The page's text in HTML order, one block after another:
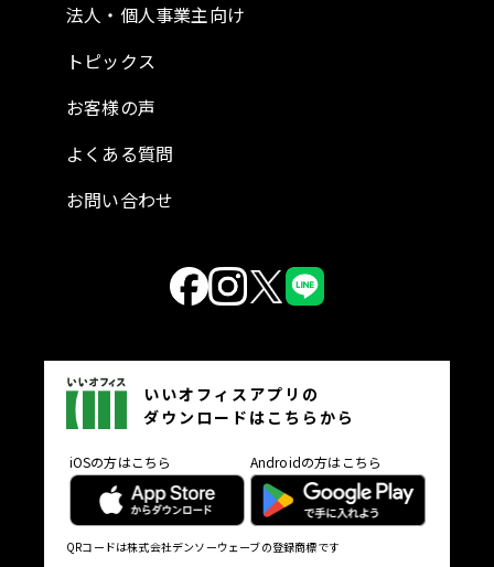
法人・個人事業主向け
トピックス
お客様の声
よくある質問
お問い合わせ
いいオフィスアプリの
ダウンロードはこちらから
iOSの方はこちら Androidの方はこちら
QRコードは株式会社デンソーウェーブの登録商標です